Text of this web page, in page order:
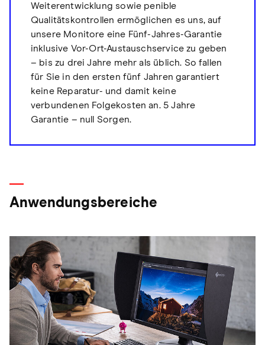
Weiterentwicklung sowie penible
Qualitätskontrollen ermöglichen es uns, auf
unsere Monitore eine Fünf-Jahres-Garantie
inklusive Vor-Ort-Austauschservice zu geben
– bis zu drei Jahre mehr als üblich. So fallen
für Sie in den ersten fünf Jahren garantiert
keine Reparatur- und damit keine
verbundenen Folgekosten an. 5 Jahre
Garantie – null Sorgen.
Anwendungsbereiche